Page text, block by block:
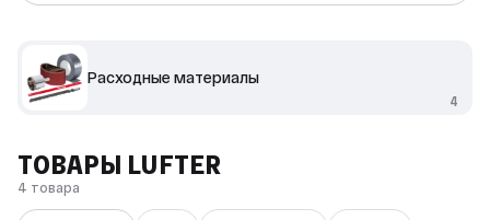
Расходные материалы
4
ТОВАРЫ LUFTER
4 товара